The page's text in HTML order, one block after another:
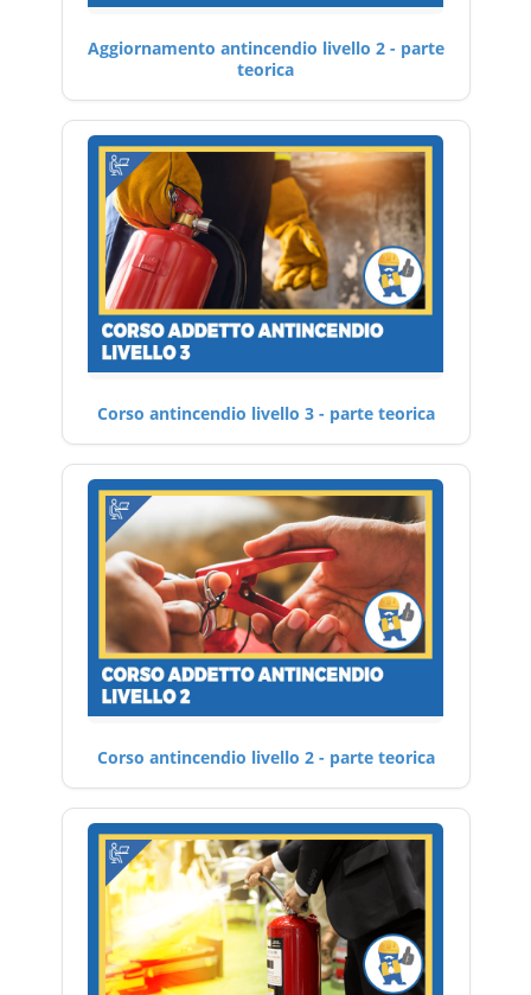
Aggiornamento antincendio livello 2 - parte
teorica
Corso antincendio livello 3 - parte teorica
Corso antincendio livello 2 - parte teorica